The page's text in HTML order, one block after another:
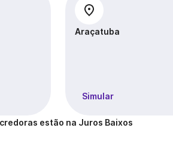
Araçatuba
Simular
estão na Juros Baixos